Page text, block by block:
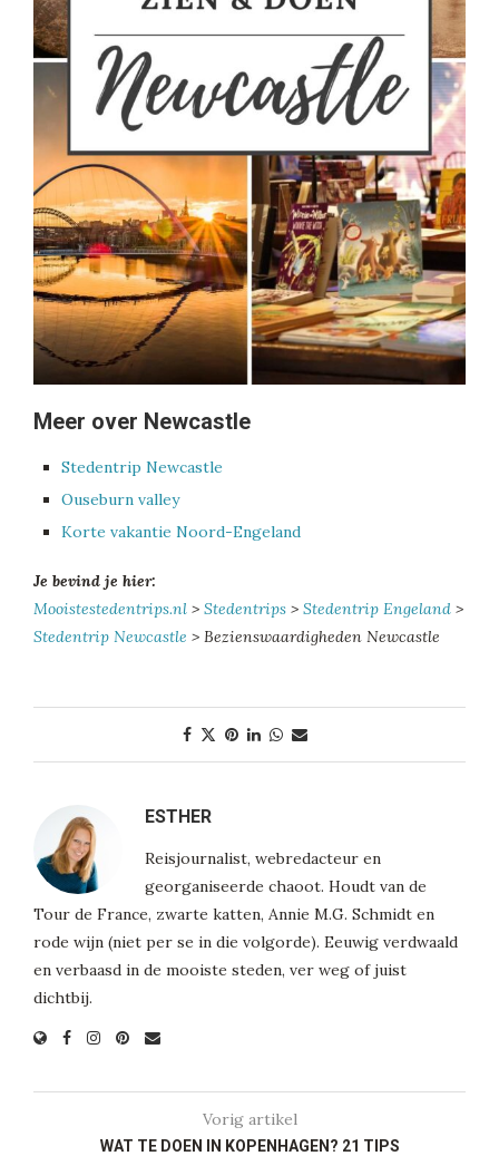
Meer over Newcastle
Stedentrip Newcastle
Ouseburn valley
Korte vakantie Noord-Engeland
Je bevind je hier:
Mooistestedentrips.nl > Stedentrips > Stedentrip Engeland >
Stedentrip Newcastle > Bezienswaardigheden Newcastle
ESTHER
Reisjournalist, webredacteur en
georganiseerde chaoot. Houdt van de
Tour de France, zwarte katten, Annie M.G. Schmidt en
rode wijn (niet per se in die volgorde). Eeuwig verdwaald
en verbaasd in de mooiste steden, ver weg of juist
dichtbij.
Vorig artikel
WAT TE DOEN IN KOPENHAGEN? 21 TIPS